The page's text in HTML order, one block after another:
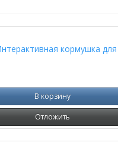
кормушка
В корзину
Отложить